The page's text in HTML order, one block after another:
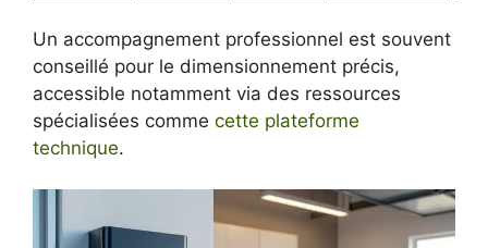
Un accompagnement professionnel est souvent
conseillé pour le dimensionnement précis,
accessible notamment via des ressources
spécialisées comme cette plateforme
technique.